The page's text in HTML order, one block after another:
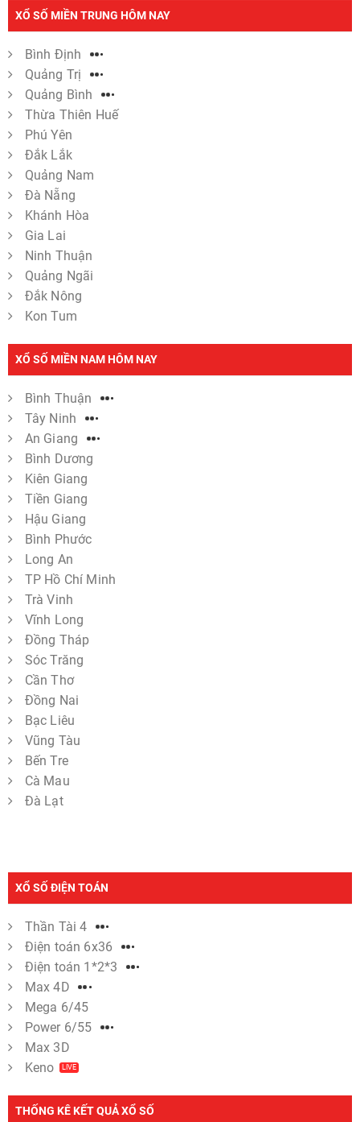
XỔ SỐ MIỀN TRUNG HÔM NAY
Bình Định
Quảng Trị
Quảng Bình
Thừa Thiên Huế
Phú Yên
Đắk Lắk
Quảng Nam
Đà Nẵng
Khánh Hòa
Gia Lai
Ninh Thuận
Quảng Ngãi
Đắk Nông
Kon Tum
XỔ SỐ MIỀN NAM HÔM NAY
Bình Thuận
Tây Ninh
An Giang
Bình Dương
Kiên Giang
Tiền Giang
Hậu Giang
Bình Phước
Long An
TP Hồ Chí Minh
Trà Vinh
Vĩnh Long
Đồng Tháp
Sóc Trăng
Cần Thơ
Đồng Nai
Bạc Liêu
Vũng Tàu
Bến Tre
Cà Mau
Đà Lạt
XỔ SỐ ĐIỆN TOÁN
Thần Tài 4
Điện toán 6x36
Điện toán 1*2*3
Max 4D
Mega 6/45
Power 6/55
Max 3D
Keno
LIVE
THỐNG KÊ KẾT QUẢ XỔ SỐ